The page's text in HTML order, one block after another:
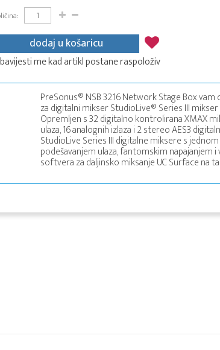
dodaj u košaricu
me kad artikl postane raspoloživ
PreSonus® NSB 32.16 Network Stage Box
za digitalni mikser StudioLive® Series III
Opremljen s 32 digitalno kontrolirana XMAX
ulaza, 16 analognih izlaza i 2 stereo AES3
StudioLive Series III digitalne miksere s
podešavanjem ulaza, fantomskim napajanjem
softvera za daljinsko miksanje UC Surface na